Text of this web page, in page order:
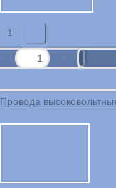
1
Провода